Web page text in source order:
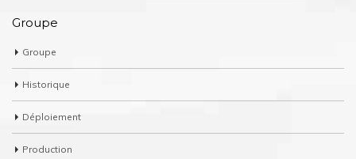
Groupe
Groupe
Historique
Déploiement
Production